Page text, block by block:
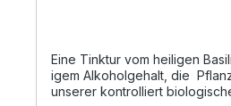
Eine Tinktur vom heiligen
igem Alkoholgehalt, die
unserer kontrolliert